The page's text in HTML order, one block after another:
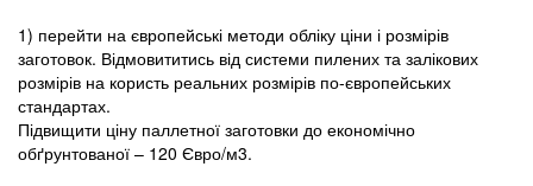
1) перейти на європейські методи обліку ціни і розмірів
заготовок. Відмовититись від системи пилених та залікових
розмірів на користь реальних розмірів по-європейських
стандартах.
Підвищити ціну паллетної заготовки до економічно
обґрунтованої – 120 Євро/м3.